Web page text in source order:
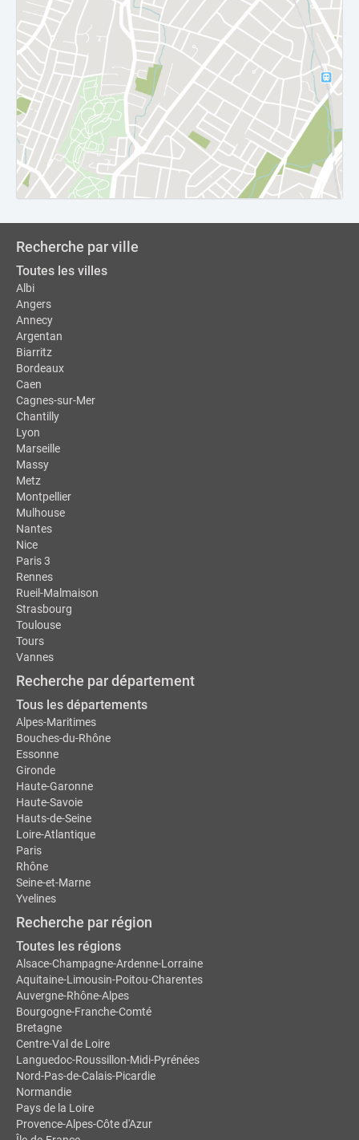
Recherche par ville
Toutes les villes
Albi
Angers
Annecy
Argentan
Biarritz
Bordeaux
Caen
Cagnes-sur-Mer
Chantilly
Lyon
Marseille
Massy
Metz
Montpellier
Mulhouse
Nantes
Nice
Paris 3
Rennes
Rueil-Malmaison
Strasbourg
Toulouse
Tours
Vannes
Recherche par département
Tous les départements
Alpes-Maritimes
Bouches-du-Rhône
Essonne
Gironde
Haute-Garonne
Haute-Savoie
Hauts-de-Seine
Loire-Atlantique
Paris
Rhône
Seine-et-Marne
Yvelines
Recherche par région
Toutes les régions
Alsace-Champagne-Ardenne-Lorraine
Aquitaine-Limousin-Poitou-Charentes
Auvergne-Rhône-Alpes
Bourgogne-Franche-Comté
Bretagne
Centre-Val de Loire
Languedoc-Roussillon-Midi-Pyrénées
Nord-Pas-de-Calais-Picardie
Normandie
Pays de la Loire
Provence-Alpes-Côte d'Azur